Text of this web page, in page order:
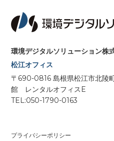
環境デジタルソリューション株
松江オフィス
〒690-0816 島根県松江市北陵
館 レンタルオフィスE
TEL:050-1790-0163
プライバシーポリシー